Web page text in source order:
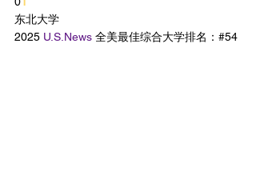
东北大学
2025 U.S.News 全美最佳综合大学排名：#54